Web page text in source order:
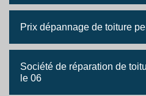
Prix dépannage de toiture
Société de réparation de
le 06